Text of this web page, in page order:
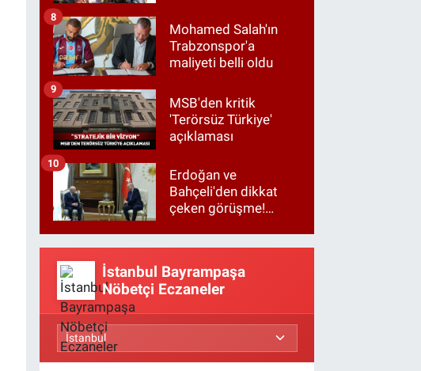
Mohamed Salah'ın
Trabzonspor'a
maliyeti belli oldu
8
MSB'den kritik
'Terörsüz Türkiye'
açıklaması
9
Erdoğan ve
Bahçeli'den dikkat
çeken görüşme!
10
İstanbul Bayrampaşa
Nöbetçi Eczaneler